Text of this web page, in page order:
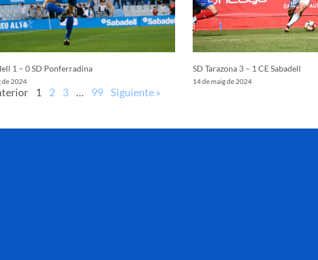
1 – 0 SD Ponferradina
de 2024
SD Tarazona 3 – 1 CE Sabadell
14 de maig de 2024
1 2 3 … 99 Siguiente »